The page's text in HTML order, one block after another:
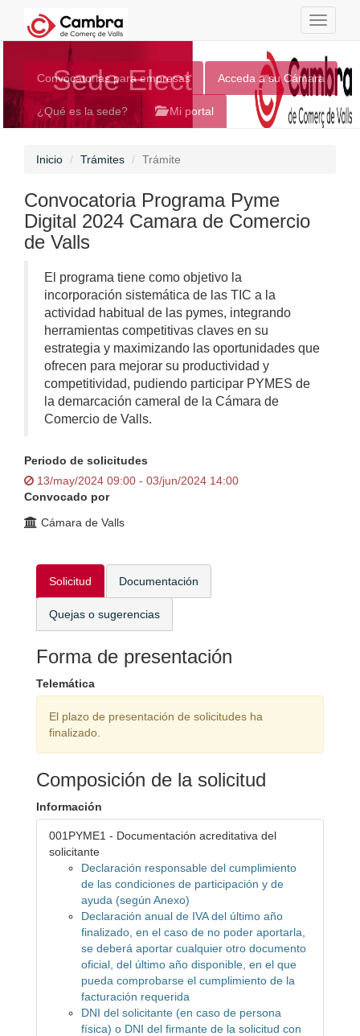
Toggle
Sede Electrónica
Convocatorias para empresas Acceda a su Cámara
¿Qué es la sede? Mi portal
Inicio Trámites Trámite
Convocatoria Programa Pyme
Digital 2024 Camara de Comercio
de Valls
El programa tiene como objetivo la
incorporación sistemática de las TIC a la
actividad habitual de las pymes, integrando
herramientas competitivas claves en su
estrategia y maximizando las oportunidades que
ofrecen para mejorar su productividad y
competitividad, pudiendo participar PYMES de
la demarcación cameral de la Cámara de
Comercio de Valls.
Periodo de solicitudes
13/may/2024 09:00 - 03/jun/2024 14:00
Convocado por
Cámara de Valls
Solicitud Documentación
Quejas o sugerencias
Forma de presentación
Telemática
El plazo de presentación de solicitudes ha
finalizado.
Composición de la solicitud
Información
001PYME1 - Documentación acreditativa del
solicitante
Declaración responsable del cumplimiento
de las condiciones de participación y de
ayuda (según Anexo)
Declaración anual de IVA del último año
finalizado, en el caso de no poder aportarla,
se deberá aportar cualquier otro documento
oficial, del último año disponible, en el que
pueda comprobarse el cumplimiento de la
facturación requerida
DNI del solicitante (en caso de persona
física) o DNI del firmante de la solicitud con